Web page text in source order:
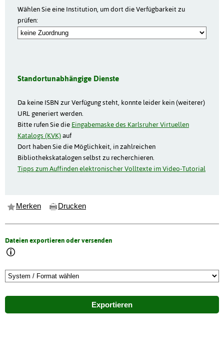
Wählen Sie eine Institution, um dort die Verfügbarkeit zu
prüfen:
Standortunabhängige Dienste
Da keine ISBN zur Verfügung steht, konnte leider kein (weiterer)
URL generiert werden.
Bitte rufen Sie die Eingabemaske des Karlsruher Virtuellen
Katalogs (KVK)auf
Dort haben Sie die Möglichkeit, in zahlreichen
Bibliothekskatalogen selbst zu recherchieren.
Tipps zum Auffinden elektronischer Volltexte im Video-Tutorial
Merken Drucken
Dateien exportieren oder versenden
Exportieren